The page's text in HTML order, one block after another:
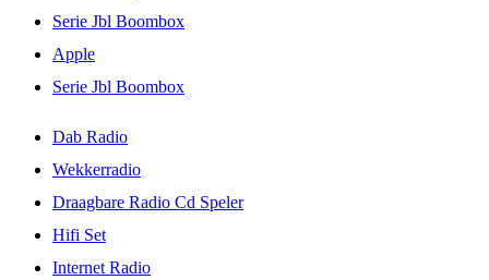
Serie Jbl Boombox
Apple
Serie Jbl Boombox
Dab Radio
Wekkerradio
Draagbare Radio Cd Speler
Hifi Set
Internet Radio